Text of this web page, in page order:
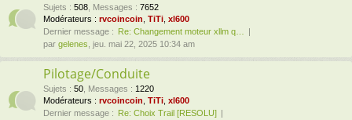
Sujets : 508 Messages : 7652
Modérateurs : rvcoincoin TiTi xl600
Dernier message :
Re: Changement moteur xllm q…
par gelenes , jeu. mai 22, 2025 10:34 am
Pilotage/Conduite
Sujets : 50 Messages : 1220
Modérateurs : rvcoincoin TiTi xl600
Dernier message :
Re: Choix Trail [RESOLU]